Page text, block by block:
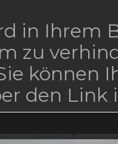
in Ihrem
zu
können
den Link